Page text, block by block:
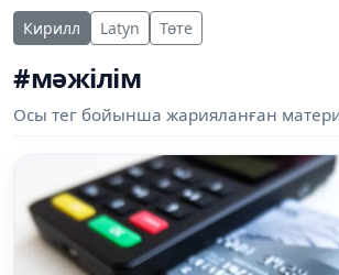
Кирилл Latyn Төте
#мәжілім
Осы тег бойынша жарияланған